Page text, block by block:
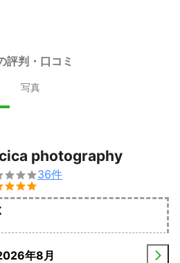
判・口コミ
写真
photography
36件
年8月